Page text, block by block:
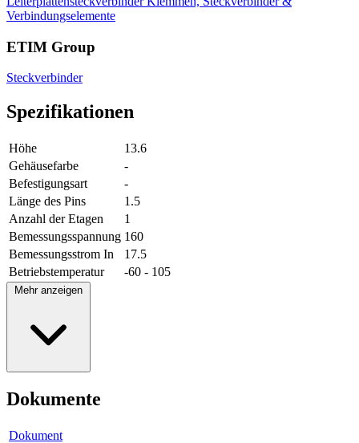
Verbindungselemente
ETIM Group
Steckverbinder
Spezifikationen
Höhe
13.6
Gehäusefarbe
-
Befestigungsart
-
Länge des Pins
1.5
Anzahl der Etagen
1
Bemessungsspannung 160
Bemessungsstrom In
17.5
Betriebstemperatur
-60 - 105
Mehr anzeigen
Dokumente
Dokument